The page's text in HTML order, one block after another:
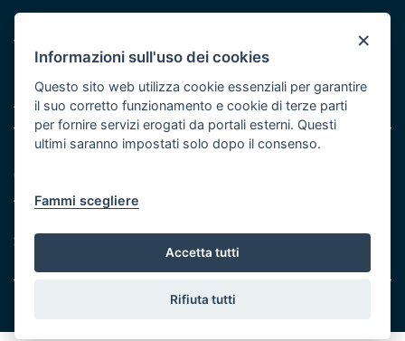
Protezione civile
Vai al sito di Protezione Civile Puglia
Iniziativa finanziata con risorse del POR Puglia 2014/2020 -
Asse XI
Note legali
Cookie e privacy
Atti di notifica
Servizi Intranet
© Regione Puglia
×
Informazioni sull'uso dei cookies
Questo sito web utilizza cookie essenziali per garantire
il suo corretto funzionamento e cookie di terze parti
per fornire servizi erogati da portali esterni. Questi
ultimi saranno impostati solo dopo il consenso.
Fammi scegliere
Accetta tutti
Rifiuta tutti